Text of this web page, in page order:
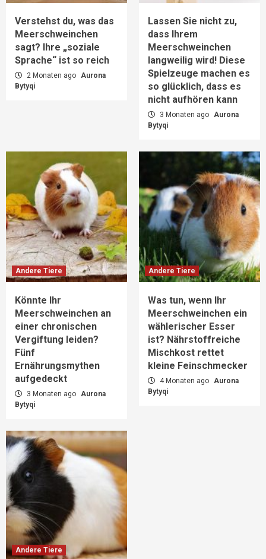
Verstehst du, was das
Meerschweinchen
sagt? Ihre „soziale
Sprache“ ist so reich
2 Monaten ago Aurona
Bytyqi
Lassen Sie nicht zu,
dass Ihrem
Meerschweinchen
langweilig wird! Diese
Spielzeuge machen es
so glücklich, dass es
nicht aufhören kann
3 Monaten ago Aurona
Bytyqi
Andere Tiere
Könnte Ihr
Meerschweinchen an
einer chronischen
Vergiftung leiden?
Fünf
Ernährungsmythen
aufgedeckt
3 Monaten ago Aurona
Bytyqi
Andere Tiere
Was tun, wenn Ihr
Meerschweinchen ein
wählerischer Esser
ist? Nährstoffreiche
Mischkost rettet
kleine Feinschmecker
4 Monaten ago Aurona
Bytyqi
Andere Tiere